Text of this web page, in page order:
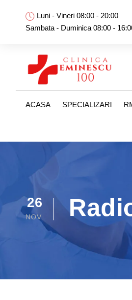
Luni - Vineri 08:00 - 20:00
Sambata - Duminica 08:00 -
ACASA SPECIALIZARI
26
NOV.